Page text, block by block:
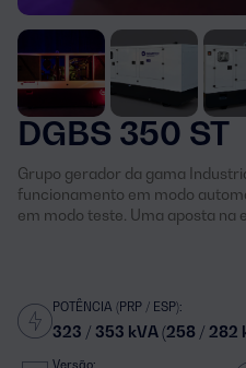
DGBS 350 ST
Grupo gerador da gama
funcionamento em modo
em modo teste. Uma aposta na
POTÊNCIA (PRP / ESP):
323 / 353 kVA (258 / 282
Versão: